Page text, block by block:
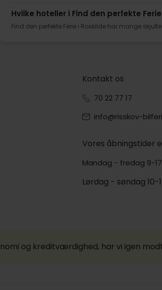
Hvilke hoteller i Find den perfekte
Find den perfekte Ferie i Roskilde har mange
Kontakt os
70 22 77 17
info@risskov-
Vores åbningstider
Mandag - fredag 9-17
Lørdag - søndag 10-
og kreditværdighed, har vi igen